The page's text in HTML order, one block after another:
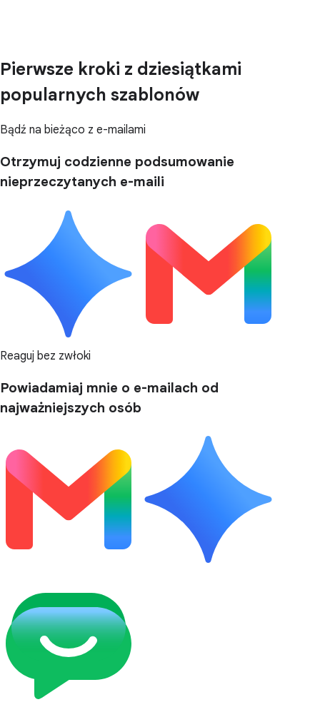
Pierwsze kroki z dziesiątkami
popularnych szablonów
Bądź na bieżąco z e-mailami
Otrzymuj codzienne podsumowanie
nieprzeczytanych e-maili
Reaguj bez zwłoki
Powiadamiaj mnie o e-mailach od
najważniejszych osób